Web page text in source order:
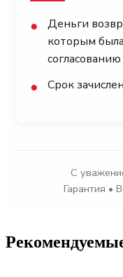
●
Деньги
которым
● Срок
С
Гарантия •